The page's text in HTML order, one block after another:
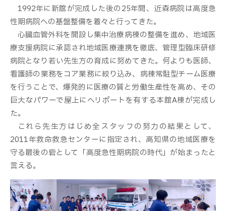
1992年に新館が完成した後の25年間、近森病院は高度急
性期病院への基盤整備を着々と行ってきた。
心臓血管外科を開設し集中治療病棟の整備を進め、地域医
療支援病院に承認され地域医療連携を徹底、管理型臨床研修
病院となり若い先生方の育成に努めてきた。何よりも医師、
看護師の業務をコア業務に絞り込み、病棟常駐型チーム医療
を行うことで、爆発的に医療の質と労働生産性を高め、その
巨大なパワーで屋上にヘリポートを有する本館A棟が完成し
た。
これら先生方はじめ全スタッフの努力の結果として、
2011年救命救急センターに指定され、高知県の地域医療を
守る最後の砦として「高度急性期病院の時代」が始まったと
言える。